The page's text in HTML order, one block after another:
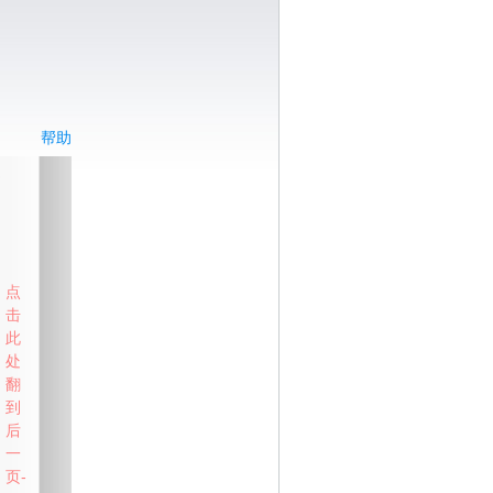
帮助
点
击
此
处
翻
到
后
一
页-